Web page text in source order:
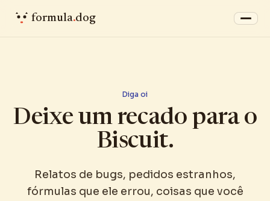
formula.dog
Diga oi
Deixe um recado para o
Biscuit.
Relatos de bugs, pedidos estranhos,
fórmulas que ele errou, coisas que você